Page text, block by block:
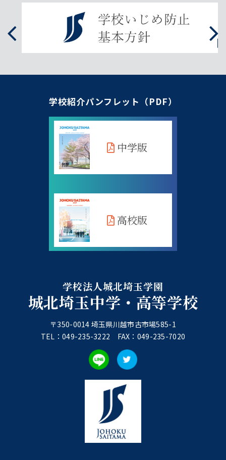
学校法人城北埼玉学園
城北埼玉中学・高等学校
〒350-0014 埼玉県川越市古市場585-1
TEL：049-235-3222 FAX：049-235-7020
学校紹介パンフレット（PDF）
中学版
高校版